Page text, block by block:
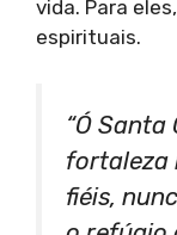
vida. Para
espirituais.
“Ó Santa
fortaleza
fiéis,